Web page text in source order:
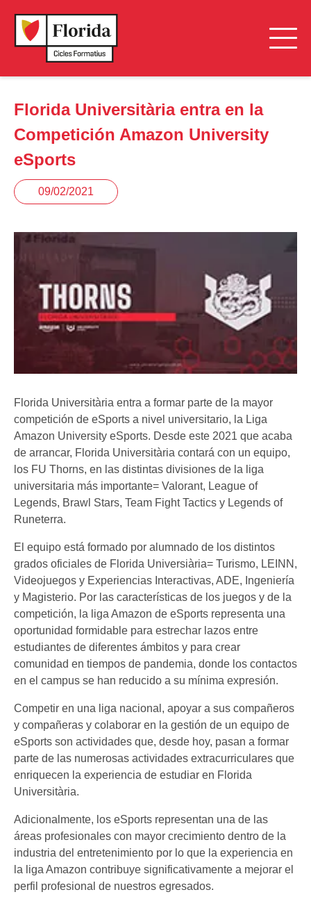
Florida Universitària entra en la
Competición Amazon University
eSports
09/02/2021
Florida Universitària entra a formar parte de la mayor
competición de eSports a nivel universitario, la Liga
Amazon University eSports. Desde este 2021 que acaba
de arrancar, Florida Universitària contará con un equipo,
los FU Thorns, en las distintas divisiones de la liga
universitaria más importante= Valorant, League of
Legends, Brawl Stars, Team Fight Tactics y Legends of
Runeterra.
El equipo está formado por alumnado de los distintos
grados oficiales de Florida Universiària= Turismo, LEINN,
Videojuegos y Experiencias Interactivas, ADE, Ingeniería
y Magisterio. Por las características de los juegos y de la
competición, la liga Amazon de eSports representa una
oportunidad formidable para estrechar lazos entre
estudiantes de diferentes ámbitos y para crear
comunidad en tiempos de pandemia, donde los contactos
en el campus se han reducido a su mínima expresión.
Competir en una liga nacional, apoyar a sus compañeros
y compañeras y colaborar en la gestión de un equipo de
eSports son actividades que, desde hoy, pasan a formar
parte de las numerosas actividades extracurriculares que
enriquecen la experiencia de estudiar en Florida
Universitària.
Adicionalmente, los eSports representan una de las
áreas profesionales con mayor crecimiento dentro de la
industria del entretenimiento por lo que la experiencia en
la liga Amazon contribuye significativamente a mejorar el
perfil profesional de nuestros egresados.